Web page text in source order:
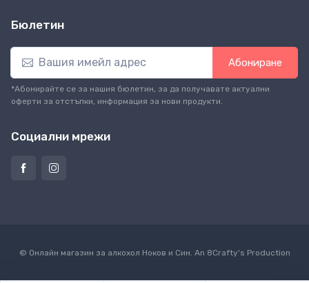
Бюлетин
Абониране
*Абонирайте се за нашия бюлетин, за да получавате актуални
оферти за отстъпки, информация за нови продукти.
Социални мрежи
© Онлайн магазин за алкохол Ноков и Син. An 8Crafty's Production